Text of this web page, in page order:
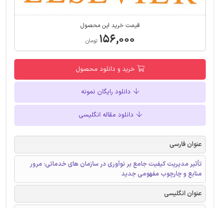
قیمت خرید این محصول
۱۵۶,۰۰۰ تومان
خرید و دانلود محصول
دانلود رایگان نمونه
دانلود مقاله انگلیسی
عنوان فارسی
تأثیر مدیریت کیفیت جامع بر نوآوری در سازمان های خدماتی: مرور
منابع و چارچوب مفهومی جدید
عنوان انگلیسی